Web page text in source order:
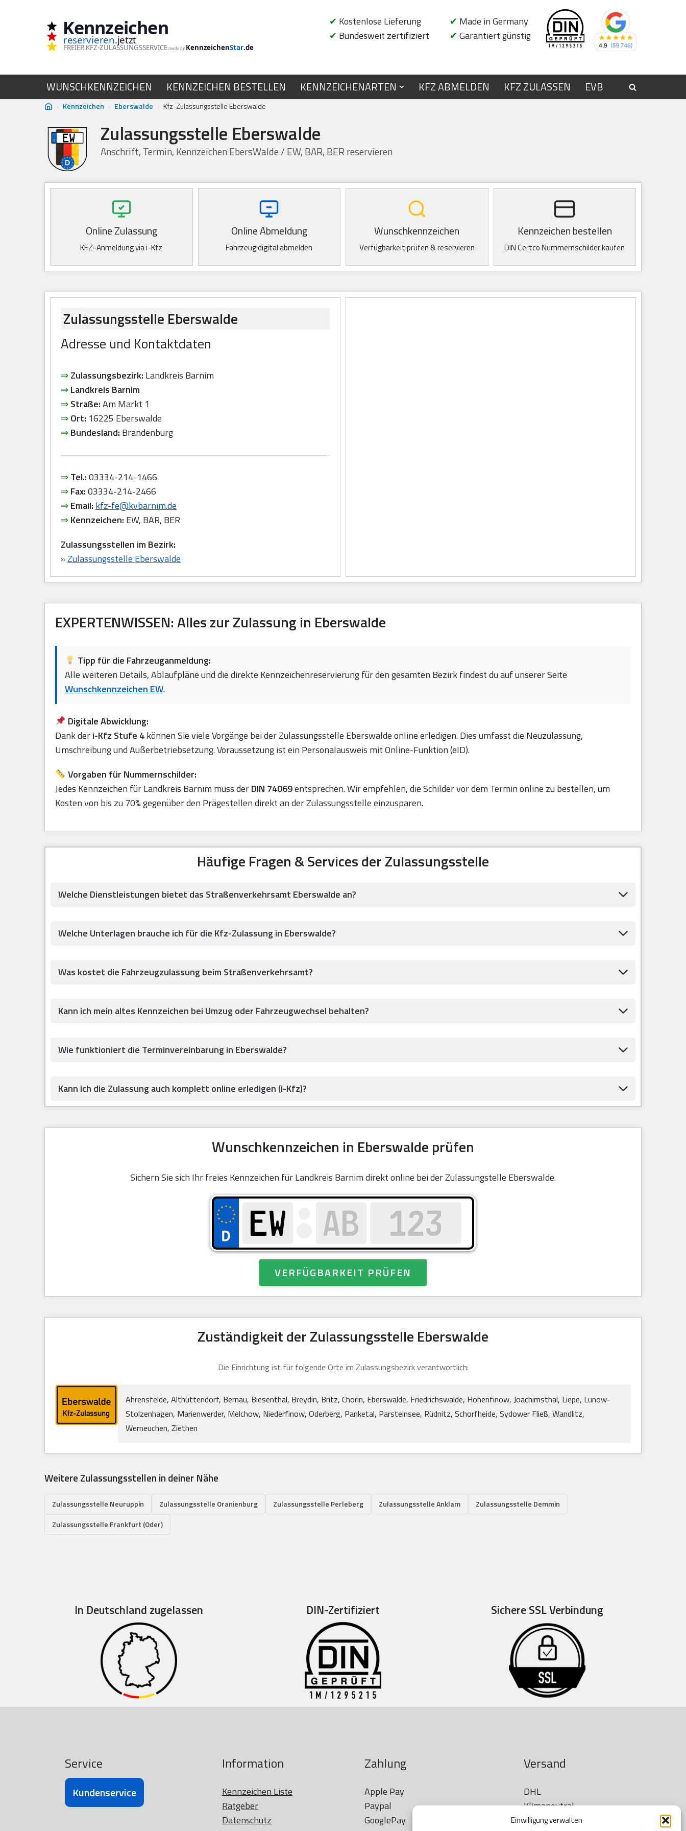
Einwilligung verwalten
Kennzeichen
reservieren.jetzt
FREIER KFZ-ZULASSUNGSSERVICE made by KennzeichenStar.de
✔ Kostenlose Lieferung
✔ Bundesweit zertifiziert
✔ Made in Germany
✔ Garantiert günstig
WUNSCHKENNZEICHEN KENNZEICHEN BESTELLEN KENNZEICHENARTEN KFZ ABMELDEN KFZ ZULASSEN EVB
› Kennzeichen › Eberswalde › Kfz-Zulassungsstelle Eberswalde
Zulassungsstelle Eberswalde
Anschrift, Termin, Kennzeichen EbersWalde / EW, BAR, BER reservieren
Online Zulassung
KFZ-Anmeldung via i-Kfz
Online Abmeldung
Fahrzeug digital abmelden
Wunschkennzeichen
Verfügbarkeit prüfen & reservieren
Kennzeichen bestellen
DIN Certco Nummernschilder kaufen
Zulassungsstelle Eberswalde
Adresse und Kontaktdaten
⇒Zulassungsbezirk: Landkreis Barnim
⇒Landkreis Barnim
⇒Straße:Am Markt 1
⇒Ort: 16225 Eberswalde
⇒Bundesland: Brandenburg
⇒Tel.:03334-214-1466
⇒Fax:03334-214-2466
⇒Email: kfz-fe@kvbarnim.de
⇒Kennzeichen: EW, BAR, BER
Zulassungsstellen im Bezirk:
»Zulassungsstelle Eberswalde
EXPERTENWISSEN: Alles zur Zulassung in Eberswalde
Tipp für die Fahrzeuganmeldung:
Alle weiteren Details, Ablaufpläne und die direkte Kennzeichenreservierung für den gesamten Bezirk findest du auf unserer Seite
Wunschkennzeichen EW.
Digitale Abwicklung:
Dank deri-Kfz Stufe 4können Sie viele Vorgänge bei der Zulassungsstelle Eberswalde online erledigen. Dies umfasst die Neuzulassung,
Umschreibung und Außerbetriebsetzung. Voraussetzung ist ein Personalausweis mit Online-Funktion (eID).
Vorgaben für Nummernschilder:
Jedes Kennzeichen für Landkreis Barnim muss derDIN 74069entsprechen. Wir empfehlen, die Schilder vor dem Termin online zu bestellen, um
Kosten von bis zu 70% gegenüber den Prägestellen direkt an der Zulassungsstelle einzusparen.
Häufige Fragen & Services der Zulassungsstelle
Welche Dienstleistungen bietet das Straßenverkehrsamt Eberswalde an?
Welche Unterlagen brauche ich für die Kfz-Zulassung in Eberswalde?
Was kostet die Fahrzeugzulassung beim Straßenverkehrsamt?
Kann ich mein altes Kennzeichen bei Umzug oder Fahrzeugwechsel behalten?
Wie funktioniert die Terminvereinbarung in Eberswalde?
Kann ich die Zulassung auch komplett online erledigen (i-Kfz)?
Wunschkennzeichen in Eberswalde prüfen
Sichern Sie sich Ihr freies Kennzeichen für Landkreis Barnim direkt online bei der Zulassungstelle Eberswalde.
VERFÜGBARKEIT PRÜFEN
Zuständigkeit der Zulassungsstelle Eberswalde
Die Einrichtung ist für folgende Orte im Zulassungsbezirk verantwortlich:
Ahrensfelde, Althüttendorf, Bernau, Biesenthal, Breydin, Britz, Chorin, Eberswalde, Friedrichswalde, Hohenfinow, Joachimsthal, Liepe, Lunow-
Stolzenhagen, Marienwerder, Melchow, Niederfinow, Oderberg, Panketal, Parsteinsee, Rüdnitz, Schorfheide, Sydower Fließ, Wandlitz,
Werneuchen, Ziethen
Weitere Zulassungsstellen in deiner Nähe
Zulassungsstelle Neuruppin Zulassungsstelle Oranienburg Zulassungsstelle Perleberg Zulassungsstelle Anklam
Zulassungsstelle Demmin
Zulassungsstelle Frankfurt (Oder)
In Deutschland zugelassen DIN-Zertifiziert Sichere SSL Verbindung
Service
Kundenservice
Information
Kennzeichen Liste
Ratgeber
Datenschutz
Zahlung
Apple Pay
Paypal
GooglePay
Versand
DHL
Klimaneutral